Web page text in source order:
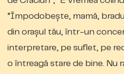
”Împodobește, mamă,
din orașul tău, într-un
interpretare, pe suflet, pe
o întreagă stare de bine. Nu